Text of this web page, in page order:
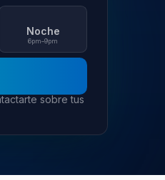
Noche
6pm–9pm
sobre tus